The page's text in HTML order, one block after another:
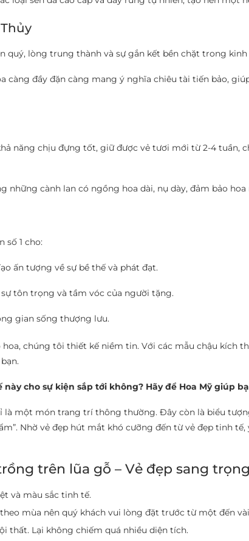
quý, lòng trung thành và sự gắn kết bền chặt trong kinh
càng đầy đặn càng mang ý nghĩa chiêu tài tiến bảo,
năng chịu đựng tốt, giữ được vẻ tươi mới từ 2-4 tuần,
những cành lan có ngồng hoa dài, nụ dày, đảm bảo
số 1 cho:
ấn tượng về sự bề thế và phát đạt.
sự tôn trọng và tầm vóc của người tặng.
gian sống thượng lưu.
chúng tôi thiết kế niềm tin. Với các mẫu chậu kích
cho sự kiện sắp tới không? Hãy để Hoa Mỹ giúp
một món trang trí thông thường. Đây còn là biểu
Nhờ vẻ đẹp hút mắt khó cưỡng đến từ vẻ đẹp tinh
trên lũa gỗ – Vẻ đẹp sang
và màu sắc tinh tế.
mùa nên quý khách vui lòng đặt trước từ một đến
thất. Lại không chiếm quá nhiều diện tích.